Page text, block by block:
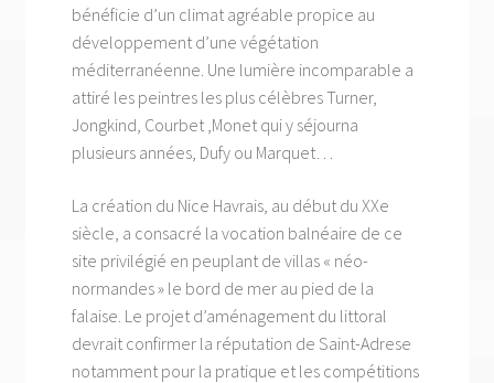
bénéficie d’un climat agréable propice au
développement d’une végétation
méditerranéenne. Une lumière incomparable a
attiré les peintres les plus célèbres Turner,
Jongkind, Courbet ,Monet qui y séjourna
plusieurs années, Dufy ou Marquet…
La création du Nice Havrais, au début du XXe
siècle, a consacré la vocation balnéaire de ce
site privilégié en peuplant de villas « néo-
normandes » le bord de mer au pied de la
falaise. Le projet d’aménagement du littoral
devrait confirmer la réputation de Saint-Adrese
notamment pour la pratique et les compétitions